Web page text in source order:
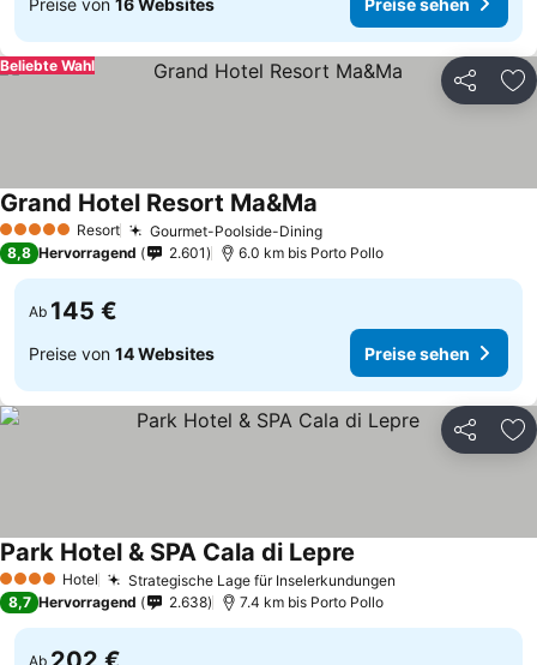
Teilen
Beliebte Wahl
5 Sterne Resort Gourmet-Poolside-Dining
Grand Hotel Resort Ma&Ma
8,8 Hervorragend 2.601 6.0 km bis Porto Pollo
Ab 145 €
Preise von 14 Websites Preise sehen
Teilen
4 Sterne Hotel Strategische Lage für Inselerkundungen
Park Hotel & SPA Cala di Lepre
8,7 Hervorragend 2.638 7.4 km bis Porto Pollo
Ab